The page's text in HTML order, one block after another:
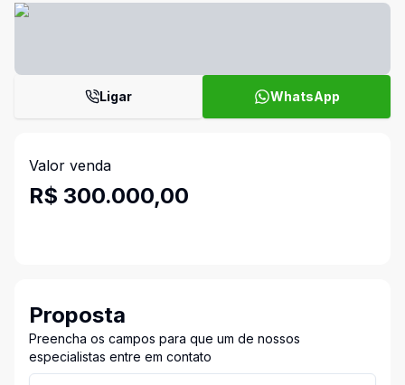
Ligar WhatsApp
Valor venda
R$ 300.000,00
Proposta
Preencha os campos para que um de nossos
especialistas entre em contato